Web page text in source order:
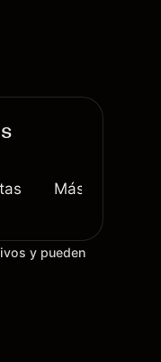
Más bajistas
y pueden